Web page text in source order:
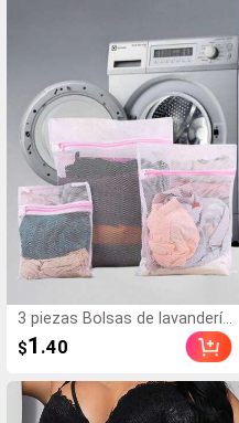
dal casuales de color gris cla
ro para mujeres
3 piezas Bolsas de lavandería
rosa para lavadora para ropa,
calcetines, ropa interior, herr
ogar, regalo de inauguración
de la casa
$1 .40